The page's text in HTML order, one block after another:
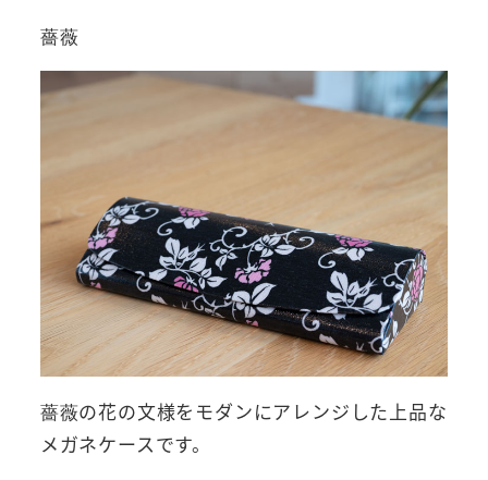
薔薇
薔薇の花の文様をモダンにアレンジした上品な
メガネケースです。